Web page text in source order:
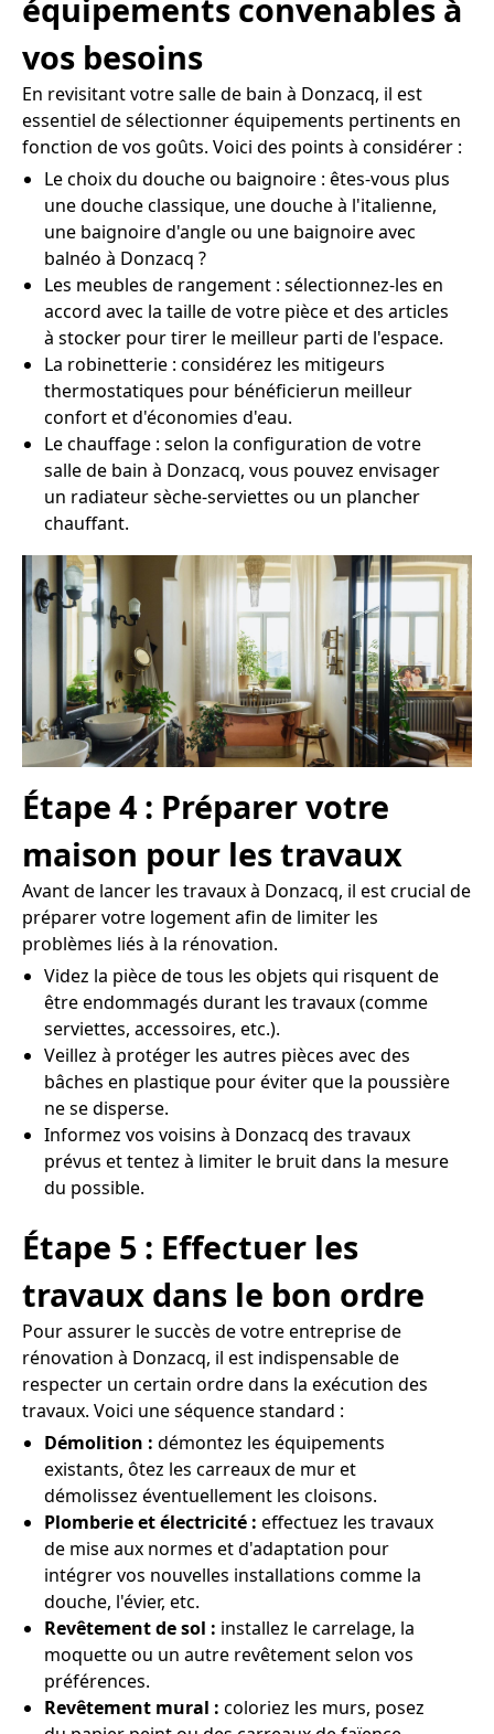
équipements convenables à
vos besoins
En revisitant votre salle de bain à Donzacq, il est
essentiel de sélectionner équipements pertinents en
fonction de vos goûts. Voici des points à considérer :
Le choix du douche ou baignoire : êtes-vous plus
une douche classique, une douche à l'italienne,
une baignoire d'angle ou une baignoire avec
balnéo à Donzacq ?
Les meubles de rangement : sélectionnez-les en
accord avec la taille de votre pièce et des articles
à stocker pour tirer le meilleur parti de l'espace.
La robinetterie : considérez les mitigeurs
thermostatiques pour bénéficierun meilleur
confort et d'économies d'eau.
Le chauffage : selon la configuration de votre
salle de bain à Donzacq, vous pouvez envisager
un radiateur sèche-serviettes ou un plancher
chauffant.
Étape 4 : Préparer votre
maison pour les travaux
Avant de lancer les travaux à Donzacq, il est crucial de
préparer votre logement afin de limiter les
problèmes liés à la rénovation.
Videz la pièce de tous les objets qui risquent de
être endommagés durant les travaux (comme
serviettes, accessoires, etc.).
Veillez à protéger les autres pièces avec des
bâches en plastique pour éviter que la poussière
ne se disperse.
Informez vos voisins à Donzacq des travaux
prévus et tentez à limiter le bruit dans la mesure
du possible.
Étape 5 : Effectuer les
travaux dans le bon ordre
Pour assurer le succès de votre entreprise de
rénovation à Donzacq, il est indispensable de
respecter un certain ordre dans la exécution des
travaux. Voici une séquence standard :
Démolition : démontez les équipements
existants, ôtez les carreaux de mur et
démolissez éventuellement les cloisons.
Plomberie et électricité : effectuez les travaux
de mise aux normes et d'adaptation pour
intégrer vos nouvelles installations comme la
douche, l'évier, etc.
Revêtement de sol : installez le carrelage, la
moquette ou un autre revêtement selon vos
préférences.
Revêtement mural : coloriez les murs, posez